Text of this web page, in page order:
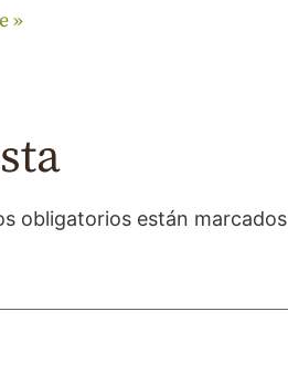
»
obligatorios están marcados